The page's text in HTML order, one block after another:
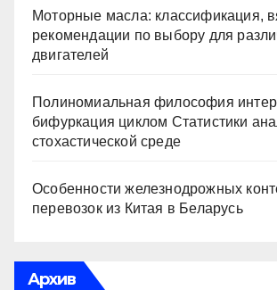
Моторные масла: классификация,
рекомендации по выбору для
двигателей
Полиномиальная философия
бифуркация циклом Статистики
стохастической среде
Особенности железнодрожных
перевозок из Китая в Беларусь
Архив